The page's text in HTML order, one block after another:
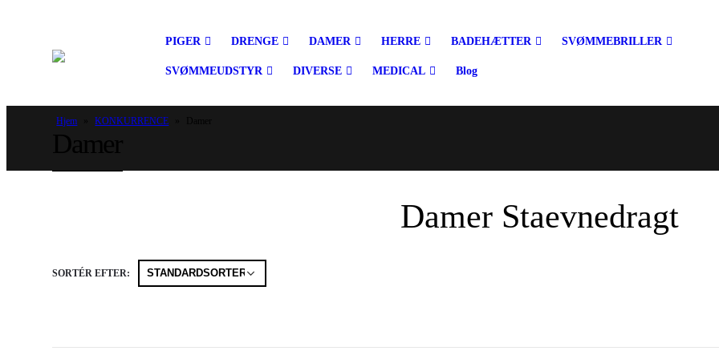
PIGER DRENGE DAMER HERRE BADEHÆTTER SVØMMEBRILLER
SVØMMEUDSTYR DIVERSE MEDICAL Blog
Hjem KONKURRENCE
Damer Staevnedragt
SORTÉR EFTER: